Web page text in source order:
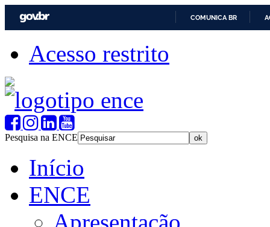
COMUNICA BR
Acesso restrito
Pesquisa na ENCE
Início
ENCE
Apresentação